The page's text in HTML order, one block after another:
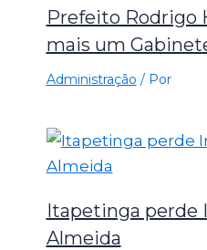
Prefeito Rodrigo
mais um
Administração / Por
Itapetinga perde
Almeida